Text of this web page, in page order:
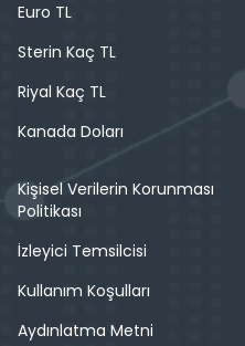
Euro TL
Sterin Kaç TL
Riyal Kaç TL
Kanada Doları
Kişisel Verilerin Korunması
Politikası
İzleyici Temsilcisi
Kullanım Koşulları
Aydınlatma Metni